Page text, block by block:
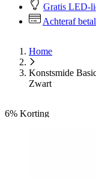
Gratis LED-
Achteraf
Home
Konstsmide
Zwart
6% Korting